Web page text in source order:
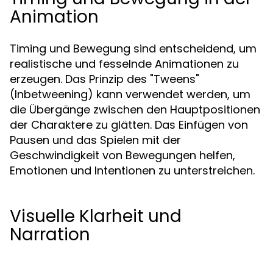
Animation
Timing und Bewegung sind entscheidend, um
realistische und fesselnde Animationen zu
erzeugen. Das Prinzip des "Tweens"
(Inbetweening) kann verwendet werden, um
die Übergänge zwischen den Hauptpositionen
der Charaktere zu glätten. Das Einfügen von
Pausen und das Spielen mit der
Geschwindigkeit von Bewegungen helfen,
Emotionen und Intentionen zu unterstreichen.
Visuelle Klarheit und
Narration